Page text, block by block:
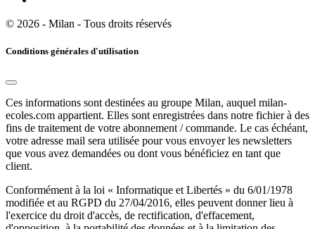
© 2026 - Milan - Tous droits réservés
Conditions générales d'utilisation
Ces informations sont destinées au groupe Milan, auquel milan-
ecoles.com appartient. Elles sont enregistrées dans notre fichier à des
fins de traitement de votre abonnement / commande. Le cas échéant,
votre adresse mail sera utilisée pour vous envoyer les newsletters
que vous avez demandées ou dont vous bénéficiez en tant que
client.
Conformément à la loi « Informatique et Libertés » du 6/01/1978
modifiée et au RGPD du 27/04/2016, elles peuvent donner lieu à
l'exercice du droit d'accès, de rectification, d'effacement,